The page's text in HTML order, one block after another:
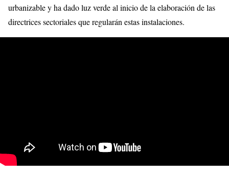
urbanizable y ha dado luz verde al inicio de la elaboración de las
directrices sectoriales que regularán estas instalaciones.